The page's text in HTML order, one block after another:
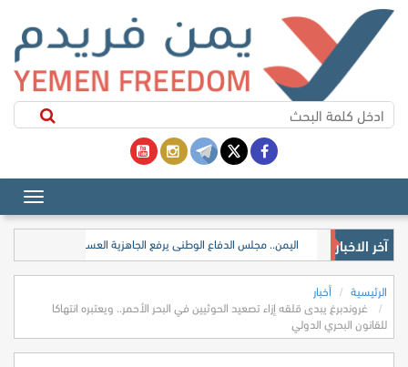
آخر الاخبار ​اليمن.. مجلس الدفاع الوطني يرفع الجاهزية العسكرية والأمنية في
الرئيسية
أخبار
غروندبرغ يبدى قلقه إزاء تصعيد الحوثيين في البحر الأحمر.. ويعتبره انتهاكا
للقانون البحري الدولي